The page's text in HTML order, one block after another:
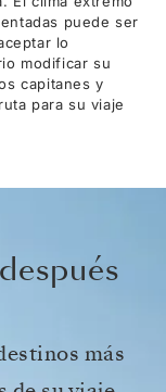
puede ser
lo
modificar su
capitanes y
para su viaje
más